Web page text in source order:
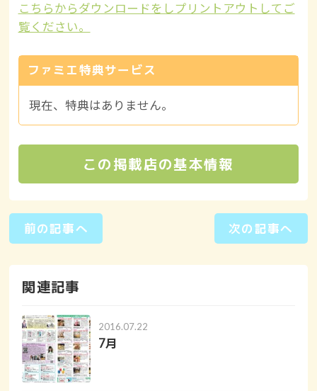
こちらからダウンロードをしプリントアウトしてご
覧ください。
ファミエ特典サービス
現在、特典はありません。
この掲載店の基本情報
前の記事へ 次の記事へ
関連記事
2016.07.22
7月